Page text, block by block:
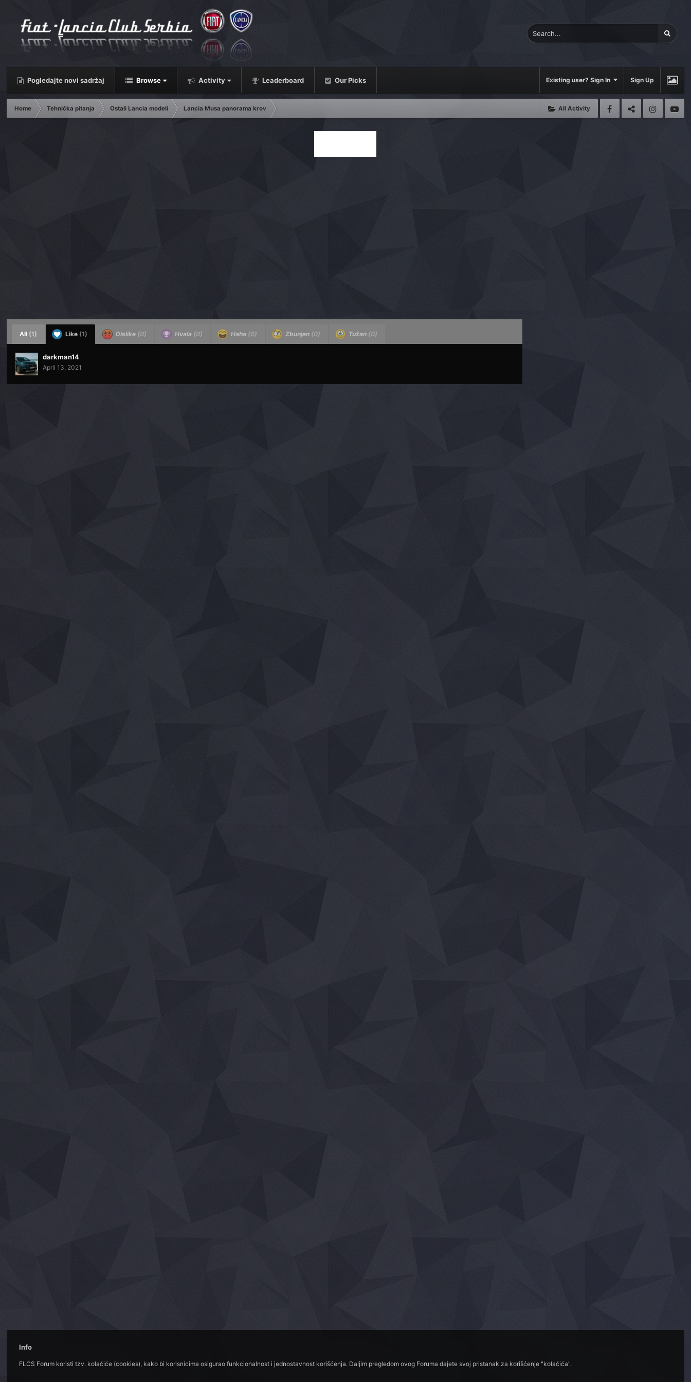
Pogledajte novi sadržaj Browse Activity Leaderboard Our Picks Existing user? Sign In Sign Up
All Activity
Home Tehnička pitanja Ostali Lancia modeli Lancia Musa panorama krov
All (1) Like (1) Dislike (0) Hvala (0) Haha (0) Zbunjen (0) Tužan (0)
darkman14
April 13, 2021
Info
FLCS Forum koristi tzv. kolačiće (cookies), kako bi korisnicima osigurao funkcionalnost i jednostavnost korišćenja. Daljim pregledom ovog Foruma dajete svoj pristanak za korišćenje "kolačića".